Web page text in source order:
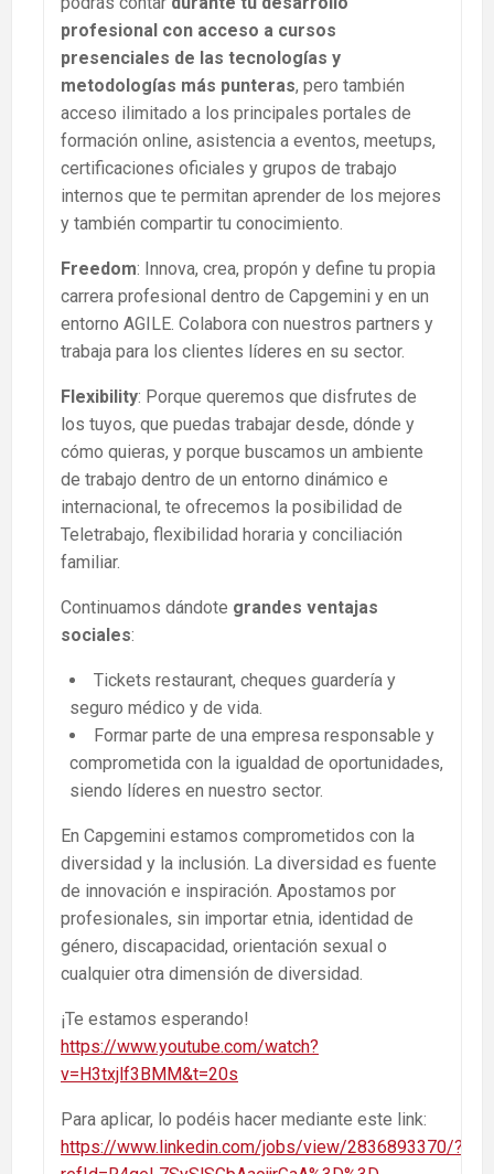
profesional con acceso a cursos
presenciales de las tecnologías y
metodologías más punteras, pero también
acceso ilimitado a los principales portales de
formación online, asistencia a eventos, meetups,
certificaciones oficiales y grupos de trabajo
internos que te permitan aprender de los mejores
y también compartir tu conocimiento.
Freedom: Innova, crea, propón y define tu propia
carrera profesional dentro de Capgemini y en un
entorno AGILE. Colabora con nuestros partners y
trabaja para los clientes líderes en su sector.
Flexibility: Porque queremos que disfrutes de
los tuyos, que puedas trabajar desde, dónde y
cómo quieras, y porque buscamos un ambiente
de trabajo dentro de un entorno dinámico e
internacional, te ofrecemos la posibilidad de
Teletrabajo, flexibilidad horaria y conciliación
familiar.
Continuamos dándote grandes ventajas
sociales:
Tickets restaurant, cheques guardería y
seguro médico y de vida.
Formar parte de una empresa responsable y
comprometida con la igualdad de oportunidades,
siendo líderes en nuestro sector.
En Capgemini estamos comprometidos con la
diversidad y la inclusión. La diversidad es fuente
de innovación e inspiración. Apostamos por
profesionales, sin importar etnia, identidad de
género, discapacidad, orientación sexual o
cualquier otra dimensión de diversidad.
¡Te estamos esperando!
https://www.youtube.com/watch?
v=H3txjlf3BMM&t=20s
Para aplicar, lo podéis hacer mediante este link:
https://www.linkedin.com/jobs/view/2836893370/?